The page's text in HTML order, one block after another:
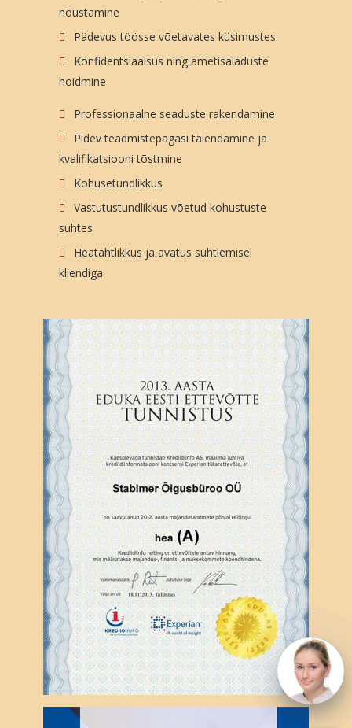
nõustamine
Pädevus töösse võetavates küsimustes
Konfidentsiaalsus ning ametisaladuste
hoidmine
Professionaalne seaduste rakendamine
Pidev teadmistepagasi täiendamine ja
kvalifikatsiooni tõstmine
Kohusetundlikkus
Vastutustundlikkus võetud kohustuste
suhtes
Heatahtlikkus ja avatus suhtlemisel
kliendiga